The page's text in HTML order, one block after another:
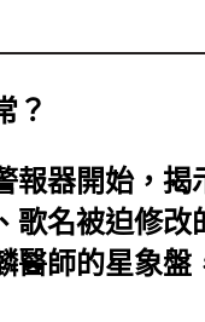
？
報器開始，揭
歌名被迫修改
醫師的星象盤